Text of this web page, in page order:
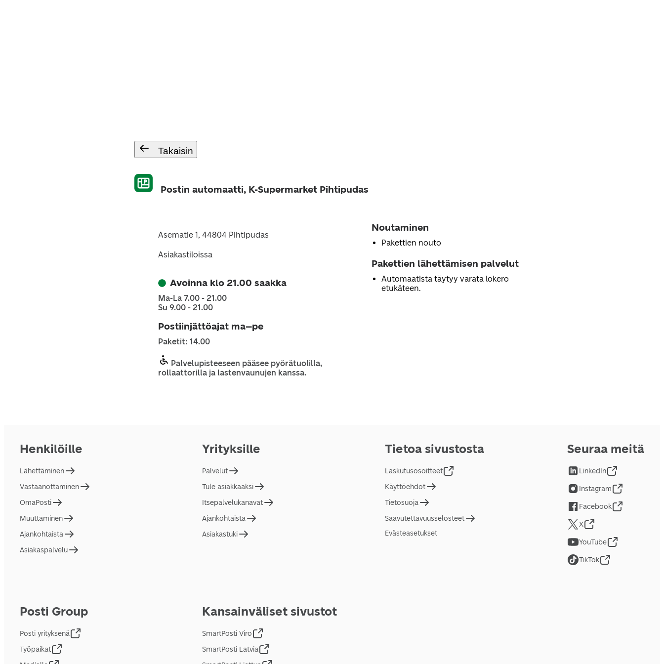
Takaisin
Postin automaatti, K-Supermarket Pihtipudas
Asematie 1, 44804 Pihtipudas
Asiakastiloissa
Avoinna klo 21.00 saakka
Ma-La 7.00 - 21.00
Su 9.00 - 21.00
Postiinjättöajat ma–pe
Paketit: 14.00
Palvelupisteeseen pääsee pyörätuolilla,
rollaattorilla ja lastenvaunujen kanssa.
Noutaminen
Pakettien nouto
Pakettien lähettämisen palvelut
Automaatista täytyy varata lokero
etukäteen.
Henkilöille
Lähettäminen
Vastaanottaminen
OmaPosti
Muuttaminen
Ajankohtaista
Asiakaspalvelu
Yrityksille
Palvelut
Tule asiakkaaksi
Itsepalvelukanavat
Ajankohtaista
Asiakastuki
Tietoa sivustosta
Laskutusosoitteet
Käyttöehdot
Tietosuoja
Saavutettavuusselosteet
Evästeasetukset
Posti Group
Posti yrityksenä
Työpaikat
Kansainväliset sivustot
SmartPosti Viro
SmartPosti Latvia
Seuraa meitä
LinkedIn
Instagram
Facebook
X
YouTube
TikTok